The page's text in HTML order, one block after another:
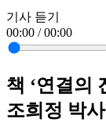
기사 듣기
00:00 / 00:00
책 ‘연결의
조희정 박